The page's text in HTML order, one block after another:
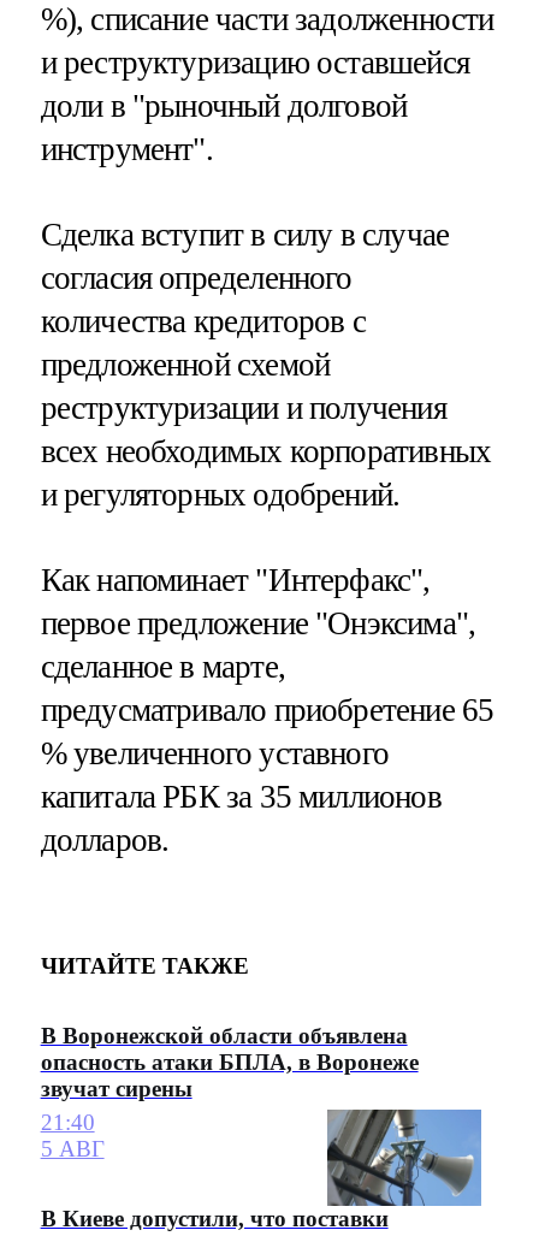
%), списание части задолженности
и реструктуризацию оставшейся
доли в "рыночный долговой
инструмент".
Сделка вступит в силу в случае
согласия определенного
количества кредиторов с
предложенной схемой
реструктуризации и получения
всех необходимых корпоративных
и регуляторных одобрений.
Как напоминает "Интерфакс",
первое предложение "Онэксима",
сделанное в марте,
предусматривало приобретение 65
% увеличенного уставного
капитала РБК за 35 миллионов
долларов.
ЧИТАЙТЕ ТАКЖЕ
В Воронежской области объявлена
опасность атаки БПЛА, в Воронеже
звучат сирены
21:40
5 АВГ
В Киеве допустили, что поставки